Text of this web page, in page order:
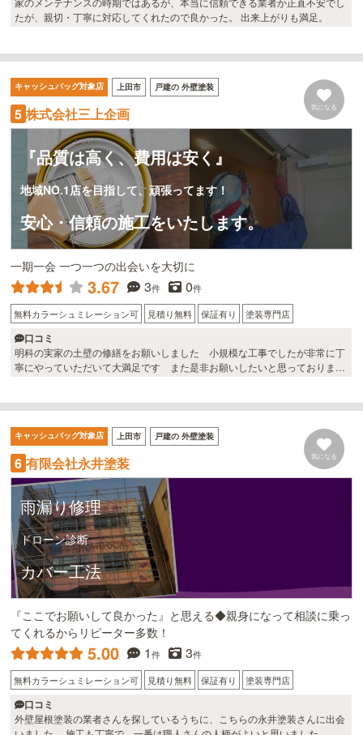
たが、親切・丁寧に対応してくれたので良かった。 出来上がりも満足。
キャッシュバッグ対象店 上田市 戸建の 外壁塗装
5 株式会社三上企画 気になる
『品質は高く、費用は安く』
地域NO.1店を目指して、頑張ってます！
安心・信頼の施工をいたします。
一期一会 一つ一つの出会いを大切に
3.67 3件 0件
無料カラーシュミレーション可 見積り無料 保証有り 塗装専門店
口コミ
明科の実家の土壁の修繕をお願いしました 小規模な工事でしたが非常に丁
寧にやっていただいて大満足です また是非お願いしたいと思っておりま
キャッシュバッグ対象店 上田市 戸建の 外壁塗装
6 有限会社永井塗装 気になる
雨漏り修理
ドローン診断
カバー工法
『ここでお願いして良かった』と思える◆親身になって相談に乗っ
てくれるからリピーター多数！
5.00 1件 3件
無料カラーシュミレーション可 見積り無料 保証有り 塗装専門店
口コミ
外壁屋根塗装の業者さんを探しているうちに、こちらの永井塗装さんに出会